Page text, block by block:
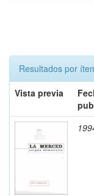
Resultados por
Vista previa